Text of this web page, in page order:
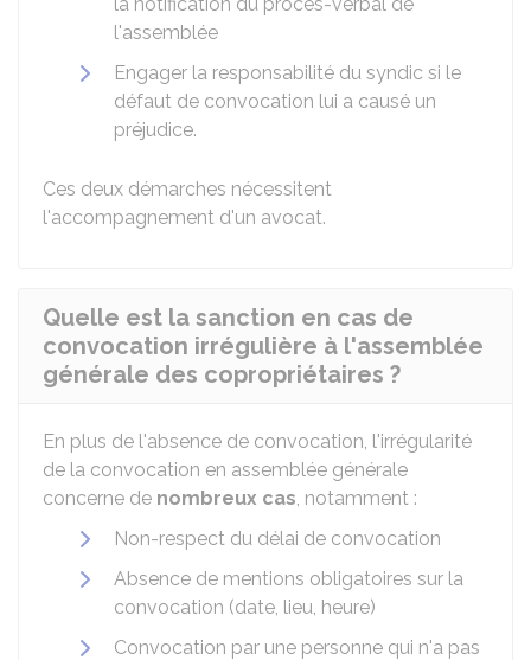
l'assemblée
Engager la responsabilité du syndic si le
défaut de convocation lui a causé un
préjudice.
Ces deux démarches nécessitent
l'accompagnement d'un avocat.
Quelle est la sanction en cas de
convocation irrégulière à l'assemblée
générale des copropriétaires ?
En plus de l'absence de convocation, l'irrégularité
de la convocation en assemblée générale
concerne de nombreux cas, notamment :
Non-respect du délai de convocation
Absence de mentions obligatoires sur la
convocation (date, lieu, heure)
Convocation par une personne qui n'a pas